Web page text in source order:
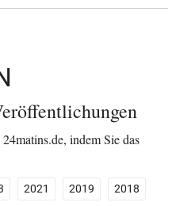
indem Sie das
2021 2019
2018